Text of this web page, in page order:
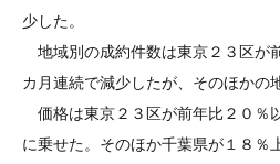
少した。
地域別の成約件数は東京２３区が
カ月連続で減少したが、そのほかの
価格は東京２３区が前年比２０％
に乗せた。そのほか千葉県が１８％